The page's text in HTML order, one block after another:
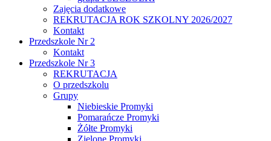
Zajęcia dodatkowe
REKRUTACJA ROK SZKOLNY 2026/2027
Kontakt
Przedszkole Nr 2
Kontakt
Przedszkole Nr 3
REKRUTACJA
O przedszkolu
Grupy
Niebieskie Promyki
Pomarańcze Promyki
Żółte Promyki
Zielone Promyki